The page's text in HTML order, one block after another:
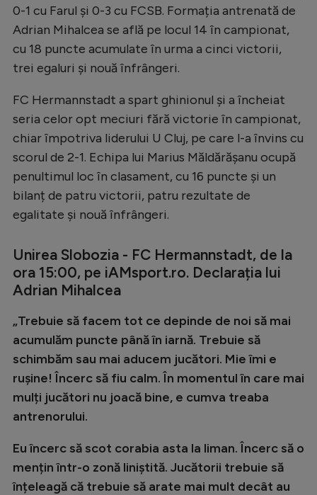
Creează cont
0-1 cu Farul și 0-3 cu FCSB. Formația antrenată de
Adrian Mihalcea se află pe locul 14 în campionat,
cu 18 puncte acumulate în urma a cinci victorii,
trei egaluri și nouă înfrângeri.
FC Hermannstadt a spart ghinionul și a încheiat
seria celor opt meciuri fără victorie în campionat,
chiar împotriva liderului U Cluj, pe care l-a învins cu
scorul de 2-1. Echipa lui Marius Măldărășanu ocupă
penultimul loc în clasament, cu 16 puncte și un
bilanț de patru victorii, patru rezultate de
egalitate și nouă înfrângeri.
Unirea Slobozia - FC Hermannstadt, de la
ora 15:00, pe iAMsport.ro. Declarația lui
Adrian Mihalcea
„Trebuie să facem tot ce depinde de noi să mai
acumulăm puncte până în iarnă. Trebuie să
schimbăm sau mai aducem jucători. Mie îmi e
rușine! Încerc să fiu calm. În momentul în care mai
mulți jucători nu joacă bine, e cumva treaba
antrenorului.
Eu încerc să scot corabia asta la liman. Încerc să o
mențin într-o zonă liniștită. Jucătorii trebuie să
înțeleagă că trebuie să arate mai mult decât au